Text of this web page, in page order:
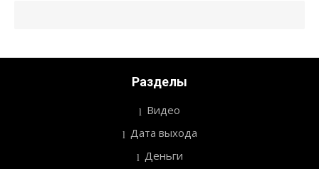
Разделы
Видео
Дата выхода
Деньги